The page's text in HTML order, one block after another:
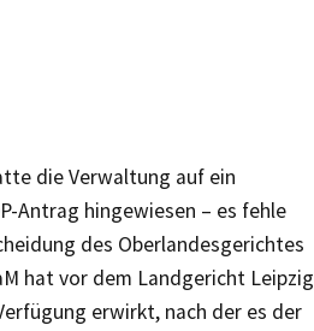
die Verwaltung auf ein
Antrag hingewiesen – es fehle
des Oberlandesgerichtes
hat vor dem Landgericht Leipzig
erwirkt, nach der es der